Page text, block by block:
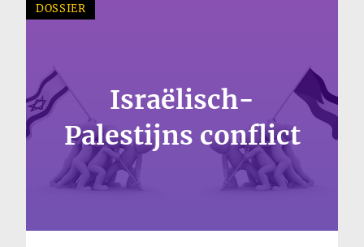
DOSSIER
Israëlisch-
Palestijns conflict